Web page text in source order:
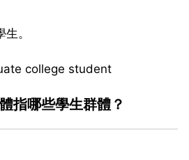
。
college student
指哪些學生群體？